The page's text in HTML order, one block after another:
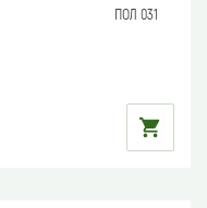
ПОЛ 031